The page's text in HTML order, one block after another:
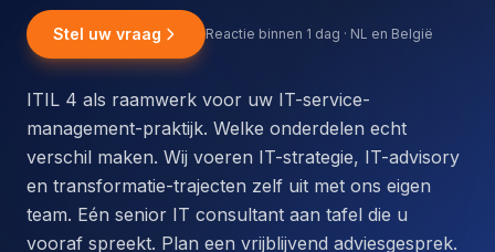
Stel uw vraag Reactie binnen 1 dag · NL en België
ITIL 4 als raamwerk voor uw IT-service-
management-praktijk. Welke onderdelen echt
verschil maken. Wij voeren IT-strategie, IT-advisory
en transformatie-trajecten zelf uit met ons eigen
team. Eén senior IT consultant aan tafel die u
vooraf spreekt. Plan een vrijblijvend adviesgesprek.